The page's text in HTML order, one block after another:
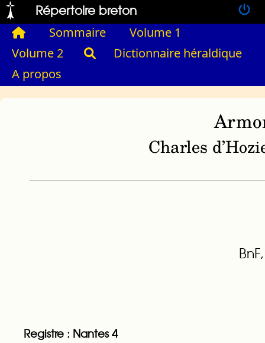
Répertoire breton
Sommaire
Volume 1
Volume 2
Dictionnaire héraldique
A propos
Charles
Registre : Nantes 4